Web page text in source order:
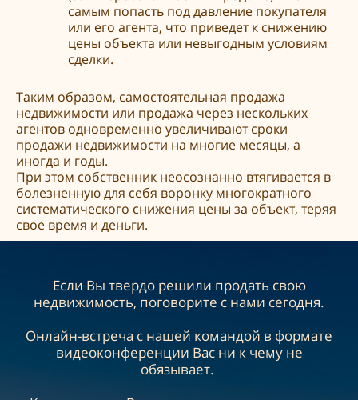
самым попасть под давление покупателя
или его агента, что приведет к снижению
цены объекта или невыгодным условиям
сделки.
Таким образом, самостоятельная продажа
недвижимости или продажа через нескольких
агентов одновременно увеличивают сроки
продажи недвижимости на многие месяцы, а
иногда и годы.
При этом собственник неосознанно втягивается в
болезненную для себя воронку многократного
систематического снижения цены за объект, теряя
свое время и деньги.
Если Вы твердо решили продать свою
недвижимость, поговорите с нами сегодня.
Онлайн-встреча с нашей командой в формате
видеоконференции Вас ни к чему не
обязывает.